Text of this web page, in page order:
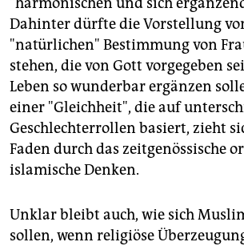
Dahinter dürfte die Vorstellung
"natürlichen" Bestimmung von
stehen, die von Gott vorgegeben
Leben so wunderbar ergänzen
einer "Gleichheit", die auf
Geschlechterrollen basiert, zieht
Faden durch das zeitgenössische
islamische Denken.
Unklar bleibt auch, wie sich
sollen, wenn religiöse